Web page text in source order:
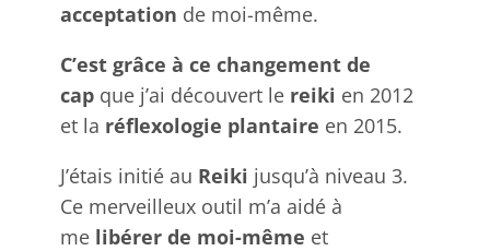
acceptation de moi-même.
C’est grâce à ce changement de
cap que j’ai découvert le reiki en 2012
et la réflexologie plantaire en 2015.
J’étais initié au Reiki jusqu’à niveau 3.
Ce merveilleux outil m’a aidé à
me libérer de moi-même et